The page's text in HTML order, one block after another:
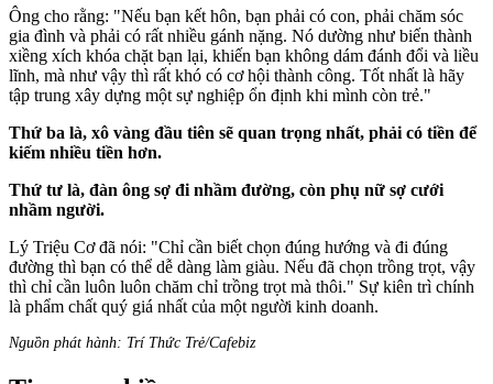
Ông cho rằng: "Nếu bạn kết hôn, bạn phải có con, phải chăm sóc
gia đình và phải có rất nhiều gánh nặng. Nó dường như biến thành
xiềng xích khóa chặt bạn lại, khiến bạn không dám đánh đổi và liều
lĩnh, mà như vậy thì rất khó có cơ hội thành công. Tốt nhất là hãy
tập trung xây dựng một sự nghiệp ổn định khi mình còn trẻ."
Thứ ba là, xô vàng đầu tiên sẽ quan trọng nhất, phải có tiền để
kiếm nhiều tiền hơn.
Thứ tư là, đàn ông sợ đi nhầm đường, còn phụ nữ sợ cưới
nhầm người.
Lý Triệu Cơ đã nói: "Chỉ cần biết chọn đúng hướng và đi đúng
đường thì bạn có thể dễ dàng làm giàu. Nếu đã chọn trồng trọt, vậy
thì chỉ cần luôn luôn chăm chỉ trồng trọt mà thôi." Sự kiên trì chính
là phẩm chất quý giá nhất của một người kinh doanh.
Nguồn phát hành: Trí Thức Trẻ/Cafebiz